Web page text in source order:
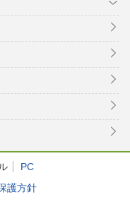
PC
護方針